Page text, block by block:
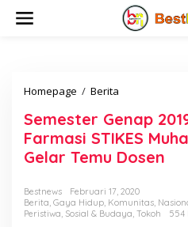
Homepage / Berita
m
e
s
t
r
G
e
Semester Genap
Farmasi STIKES
Gelar Temu Dosen
Bestnews
Februari 17, 2020
Berita, Gaya Hidup, Komunitas,
Peristiwa, Sosial & Budaya, Tokoh 554